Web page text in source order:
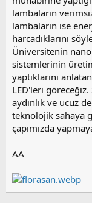
lambaların
lambaların ise
harcadıklarını
Üniversitenin
sistemlerinin
yaptıklarını
LED'leri
aydınlık ve ucuz
teknolojik sahaya
çapımızda
AA